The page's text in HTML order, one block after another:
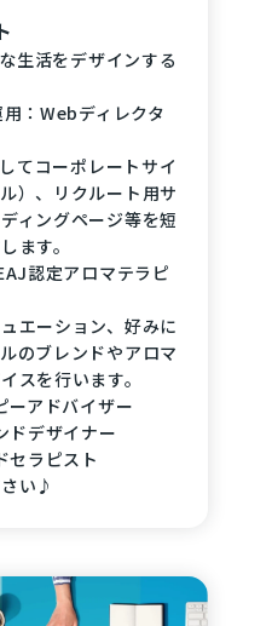
生活をデザインする
：Webディレクタ
てコーポレートサイ
）、リクルート用サ
ィングページ等を短
ます。
認定アロマテラピ
エーション、好みに
のブレンドやアロマ
スを行います。
ーアドバイザー
ドデザイナー
セラピスト
い♪